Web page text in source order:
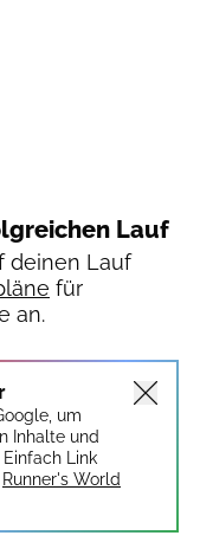
Lauf
deinen Lauf
für
an.
um
Inhalte und
Link
Runner's World